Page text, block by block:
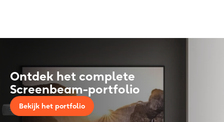
Ontdek het complete
Screenbeam-portfolio
Bekijk het portfolio